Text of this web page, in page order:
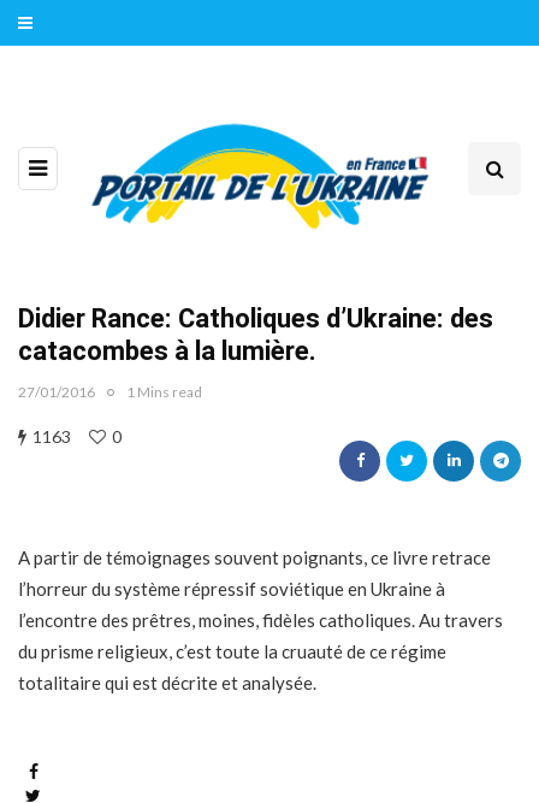
Didier Rance: Catholiques d’Ukraine: des
catacombes à la lumière.
27/01/2016 1 Mins read
1163 0
A partir de témoignages souvent poignants, ce livre retrace
l’horreur du système répressif soviétique en Ukraine à
l’encontre des prêtres, moines, fidèles catholiques. Au travers
du prisme religieux, c’est toute la cruauté de ce régime
totalitaire qui est décrite et analysée.